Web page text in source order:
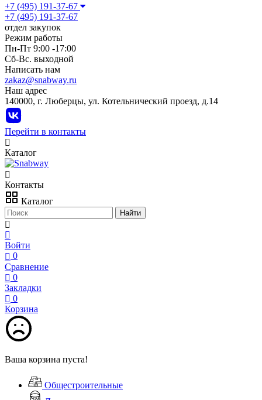
+7 (495) 191-37-67
+7 (495) 191-37-67
отдел закупок
Режим работы
Пн-Пт 9:00 -17:00
Сб-Вс. выходной
Написать нам
zakaz@snabway.ru
Наш адрес
140000, г. Люберцы, ул. Котельнический проезд, д.14
Перейти в контакты
Каталог
Контакты
Каталог
Найти
Войти
0
Сравнение
0
Закладки
0
Корзина
Ваша корзина пуста!
Общестроительные